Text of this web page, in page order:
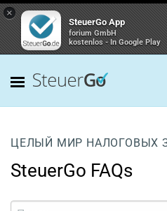
×
SteuerGo App
forium GmbH
kostenlos - In Google Play
ЦЕЛЫЙ МИР НАЛОГОВЫХ
SteuerGo FAQs